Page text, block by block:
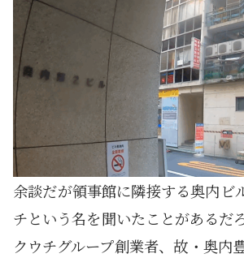
余談だが領事館に隣接する奥内ビ
チという名を聞いたことがあるだ
クウチグループ創業者、故・奥内